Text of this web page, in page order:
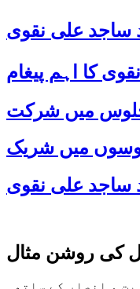
ساجد علی نقوی
جلوس میں شرکت
کی روشن مثال
و انصار کے ساتھ